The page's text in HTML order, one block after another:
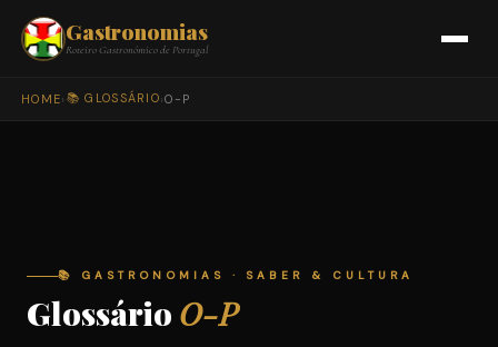
Gastronomias
Roteiro Gastronómico de Portugal
HOME› 📚 GLOSSÁRIO›O-P
📚 GASTRONOMIAS · SABER & CULTURA
Glossário O-P